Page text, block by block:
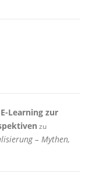
Learning zur
zu
– Mythen,